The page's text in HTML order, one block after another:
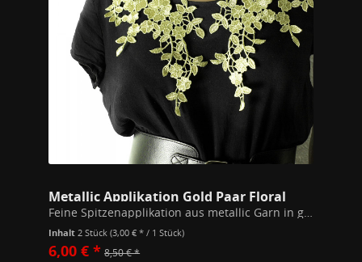
Metallic Applikation Gold Paar Floral
Feine Spitzenapplikation aus metallic Garn in gold in 2 Teilen. Maße einer Hälfte: Länge 30cm Breite 12cm 100% Polyester Handwäsche Zum nähen auf Kleider und Accessoires. Die Applikationen können Sie mit der Hand oder der Nähmaschine...
Inhalt2 Stück(3,00 € * / 1 Stück)
6,00 € * 8,50 € *